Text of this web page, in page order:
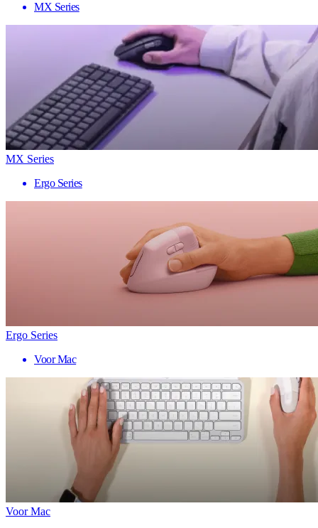
MX Series
MX Series
Ergo Series
Ergo Series
Voor Mac
Voor Mac